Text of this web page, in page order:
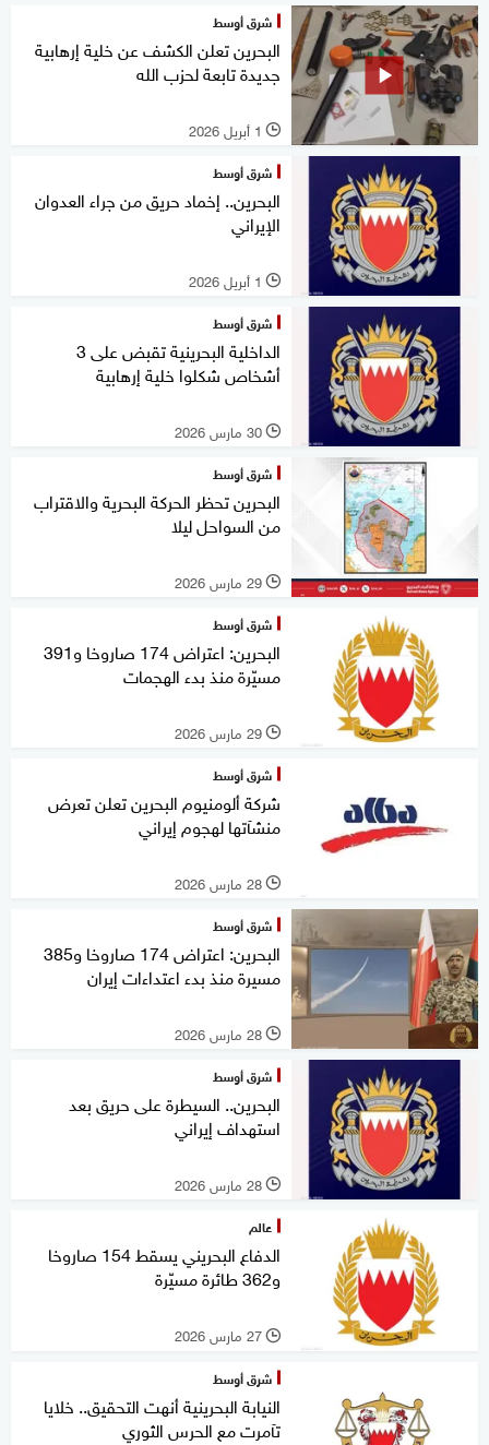
شرق أوسط
البحرين تعلن الكشف عن خلية إرهابية
جديدة تابعة لحزب الله
l 1 أبريل 2026
شرق أوسط
البحرين.. إخماد حريق من جراء العدوان
الإيراني
l 1 أبريل 2026
شرق أوسط
الداخلية البحرينية تقبض على 3
أشخاص شكلوا خلية إرهابية
l 30 مارس 2026
شرق أوسط
البحرين تحظر الحركة البحرية والاقتراب
من السواحل ليلا
l 29 مارس 2026
شرق أوسط
البحرين: اعتراض 174 صاروخا و391
مسيّرة منذ بدء الهجمات
l 29 مارس 2026
شرق أوسط
شركة ألومنيوم البحرين تعلن تعرض
منشآتها لهجوم إيراني
l 28 مارس 2026
شرق أوسط
البحرين: اعتراض 174 صاروخا و385
مسيرة منذ بدء اعتداءات إيران
l 28 مارس 2026
شرق أوسط
البحرين.. السيطرة على حريق بعد
استهداف إيراني
l 28 مارس 2026
عالم
الدفاع البحريني يسقط 154 صاروخا
و362 طائرة مسيّرة
l 27 مارس 2026
شرق أوسط
النيابة البحرينية أنهت التحقيق.. خلايا
تآمرت مع الحرس الثوري